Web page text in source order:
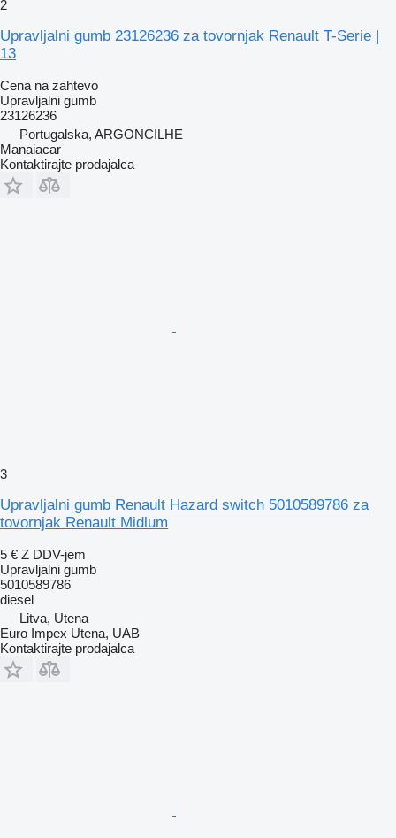
2
Upravljalni gumb 23126236 za tovornjak Renault T-Serie |
13
Cena na zahtevo
Upravljalni gumb
23126236
Portugalska, ARGONCILHE
Manaiacar
Kontaktirajte prodajalca
3
Upravljalni gumb Renault Hazard switch 5010589786 za
tovornjak Renault Midlum
5 € Z DDV-jem
Upravljalni gumb
5010589786
diesel
Litva, Utena
Euro Impex Utena, UAB
Kontaktirajte prodajalca